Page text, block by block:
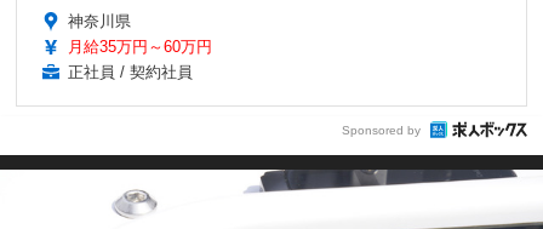
神奈川県
月給35万円～60万円
正社員 / 契約社員
Sponsored by